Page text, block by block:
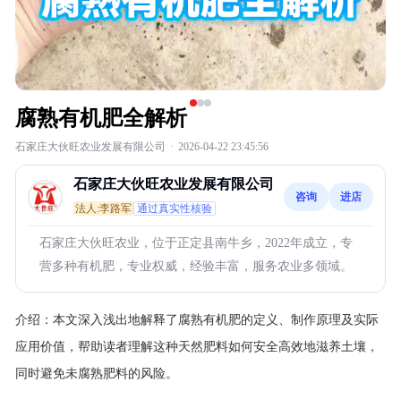
腐熟有机肥全解析
石家庄大伙旺农业发展有限公司 · 2026-04-22 23:45:56
石家庄大伙旺农业发展有限公司
法人:李路军 通过真实性核验
咨询 进店
石家庄大伙旺农业，位于正定县南牛乡，2022年成立，专
营多种有机肥，专业权威，经验丰富，服务农业多领域。
介绍： 本文深入浅出地解释了腐熟有机肥的定义、制作原理及实际
应用价值，帮助读者理解这种天然肥料如何安全高效地滋养土壤，
同时避免未腐熟肥料的风险。